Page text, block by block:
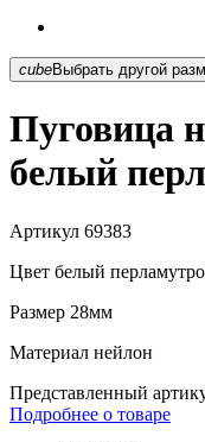
cubeВыбрать другой
Пуговица
белый
Артикул 69383
Цвет белый
Размер 28мм
Материал нейлон
Представленный
Подробнее о товаре